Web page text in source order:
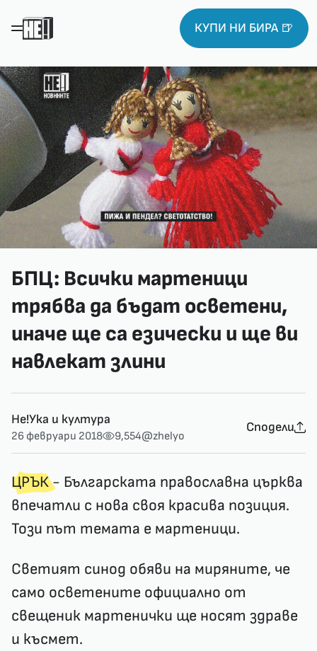
КУПИ НИ БИРА 🍺
БПЦ: Всички мартеници
трябва да бъдат осветени,
иначе ще са езически и ще ви
навлекат злини
Не!Ука и култура
26 февруари 2018 9,554@zhelyo
Сподели
ЦРЪК- Българската православна църква
впечатли с нова своя красива позиция.
Този път темата е мартеници.
Светият синод обяви на миряните, че
само осветените официално от
свещеник мартенички ще носят здраве
и късмет.